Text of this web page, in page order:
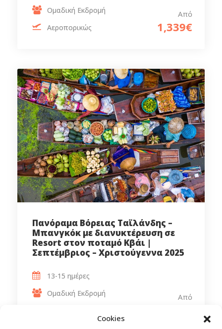
Cookies
Από
1,339€
Ομαδική Εκδρομή
Αεροπορικώς
Πανόραμα Βόρειας Ταϊλάνδης –
Μπανγκόκ με διανυκτέρευση σε
Resort στον ποταμό Κβάι |
Σεπτέμβριος – Χριστούγεννα 2025
Από
13-15 ημέρες
Ομαδική Εκδρομή